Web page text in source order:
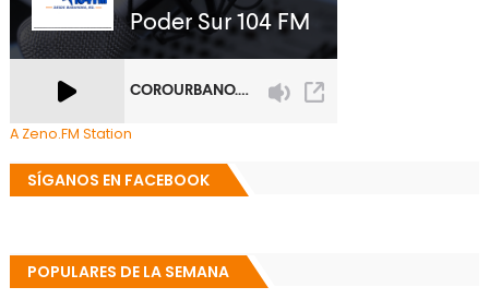
A Zeno.FM Station
SÍGANOS EN FACEBOOK
POPULARES DE LA SEMANA